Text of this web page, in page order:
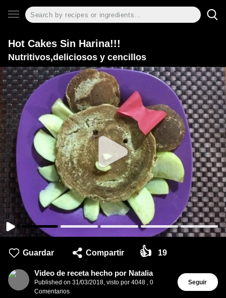
Hot Cakes Sin Harina!!!
Nutritivos,deliciosos y cencillos
Guardar Compartir 👍 19
Video de receta hecho por Natalia
Published on 31/03/2018, visto por 4048 , 0
Comentarios
Seguir